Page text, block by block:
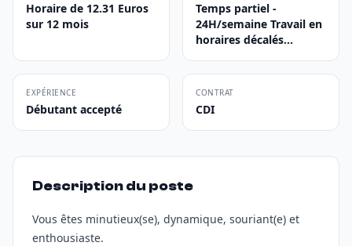
Horaire de 12.31 Euros
sur 12 mois
Temps partiel -
24H/semaine Travail en
horaires décalés...
EXPÉRIENCE
Débutant accepté
CONTRAT
CDI
Description du poste
Vous êtes minutieux(se), dynamique, souriant(e) et
enthousiaste.